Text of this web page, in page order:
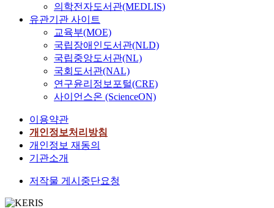
의학전자도서관(MEDLIS)
유관기관 사이트
교육부(MOE)
국립장애인도서관(NLD)
국립중앙도서관(NL)
국회도서관(NAL)
연구윤리정보포털(CRE)
사이언스온 (ScienceON)
이용약관
개인정보처리방침
개인정보 재동의
기관소개
저작물 게시중단요청